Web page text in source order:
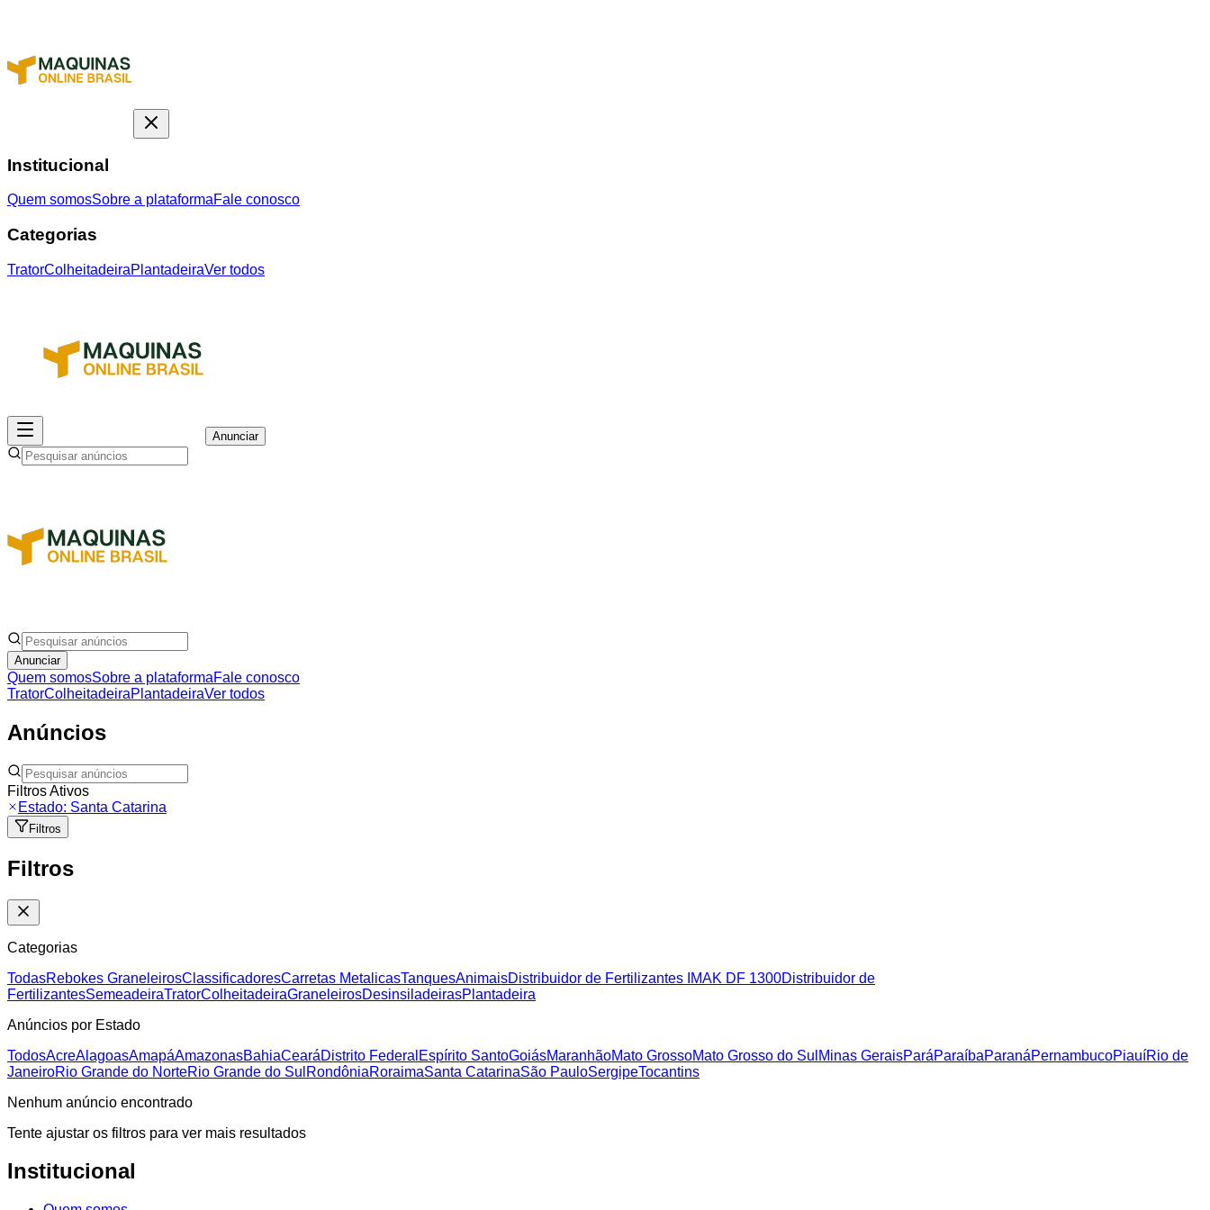
Institucional
Quem somosSobre a plataformaFale conosco
Categorias
TratorColheitadeiraPlantadeiraVer todos
Anunciar
Anunciar
Quem somosSobre a plataformaFale conosco
TratorColheitadeiraPlantadeiraVer todos
Anúncios
Filtros Ativos
Estado: Santa Catarina
Filtros
Filtros
Categorias
TodasRebokes GraneleirosClassificadoresCarretas MetalicasTanquesAnimaisDistribuidor de Fertilizantes IMAK DF 1300Distribuidor de
FertilizantesSemeadeiraTratorColheitadeiraGraneleirosDesinsiladeirasPlantadeira
Anúncios por Estado
TodosAcreAlagoasAmapáAmazonasBahiaCearáDistrito Federal Espírito SantoGoiásMaranhãoMato GrossoMato Grosso do Sul Minas GeraisParáParaíbaParanáPernambucoPiauíRio de
JaneiroRio Grande do NorteRio Grande do Sul RondôniaRoraimaSanta CatarinaSão PauloSergipeTocantins
Nenhum anúncio encontrado
Tente ajustar os filtros para ver mais resultados
Institucional